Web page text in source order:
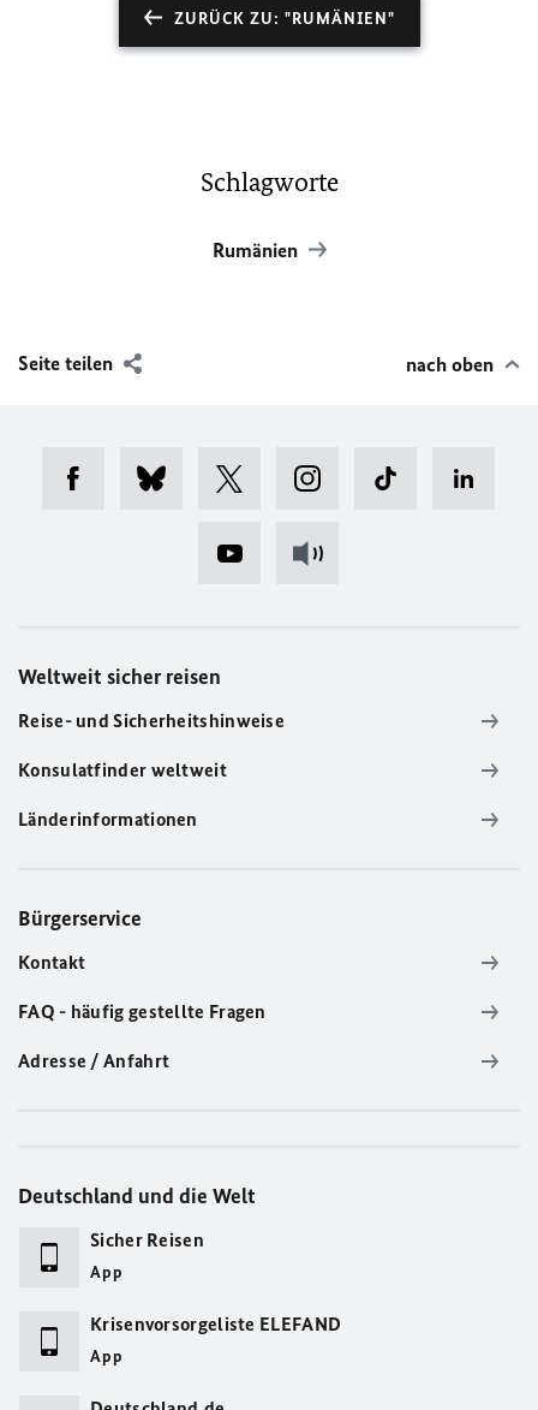
ZURÜCK ZU: "RUMÄNIEN"
Schlagworte
Rumänien
Seite teilen nach oben
Weltweit sicher reisen
Reise- und Sicherheitshinweise
Konsulatfinder weltweit
Länderinformationen
Bürgerservice
Kontakt
FAQ - häufig gestellte Fragen
Adresse / Anfahrt
Deutschland und die Welt
Sicher Reisen
App
Krisenvorsorgeliste ELEFAND
App